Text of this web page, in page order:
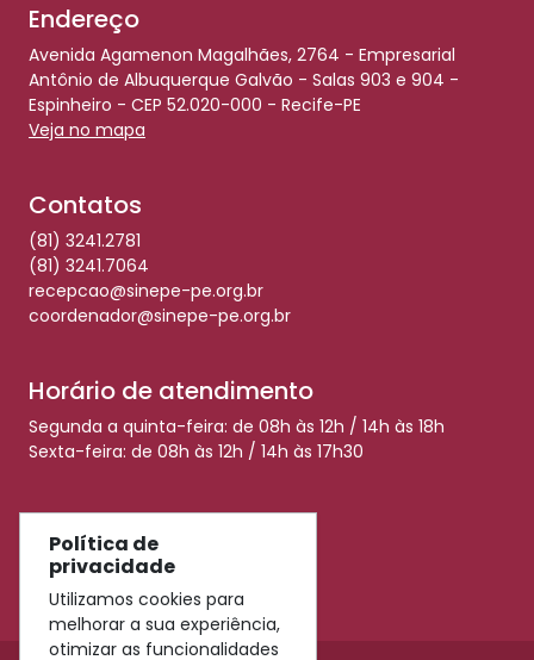
Endereço
Avenida Agamenon Magalhães, 2764 - Empresarial
Antônio de Albuquerque Galvão - Salas 903 e 904 -
Espinheiro - CEP 52.020-000 - Recife-PE
Veja no mapa
Contatos
(81) 3241.2781
(81) 3241.7064
recepcao@sinepe-pe.org.br
coordenador@sinepe-pe.org.br
Horário de atendimento
Segunda a quinta-feira: de 08h às 12h / 14h às 18h
Sexta-feira: de 08h às 12h / 14h às 17h30
Redes Sociais
Política de
privacidade
Utilizamos cookies para
melhorar a sua experiência,
otimizar as funcionalidades